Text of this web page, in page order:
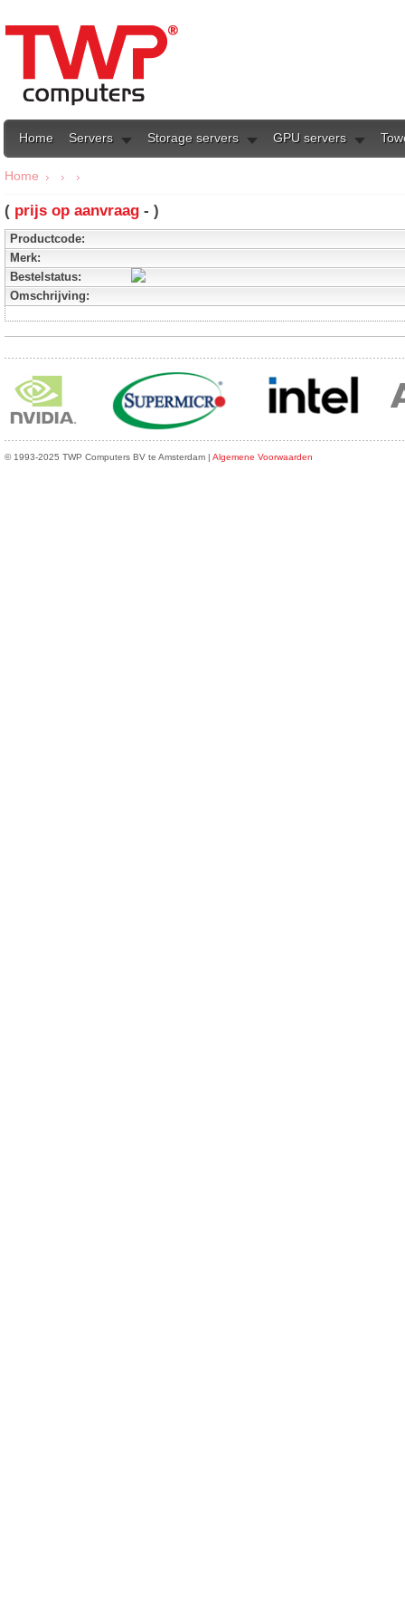
Home Servers Storage servers GPU servers
Home
( prijs op aanvraag - )
Productcode:
Merk:
Bestelstatus:
Omschrijving:
© 1993-2025 TWP Computers BV te Amsterdam | Algemene Voorwaarden